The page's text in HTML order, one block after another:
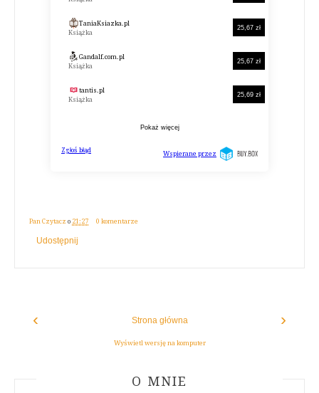
Pan Czytacz o 21:27 0 komentarze
Udostępnij
‹ ›
Strona główna
Wyświetl wersję na komputer
ABOUT AUTHOR
O MNIE